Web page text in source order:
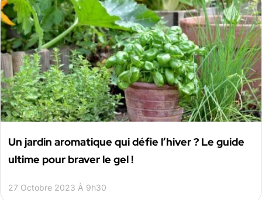
Un jardin aromatique qui défie l’hiver ? Le guide
ultime pour braver le gel !
27 Octobre 2023 À 9h30